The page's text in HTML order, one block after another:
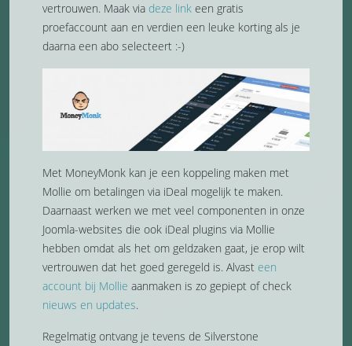
vertrouwen. Maak via deze link een gratis
proefaccount aan en verdien een leuke korting als je
daarna een abo selecteert :-)
Met MoneyMonk kan je een koppeling maken met
Mollie om betalingen via iDeal mogelijk te maken.
Daarnaast werken we met veel componenten in onze
Joomla-websites die ook iDeal plugins via Mollie
hebben omdat als het om geldzaken gaat, je erop wilt
vertrouwen dat het goed geregeld is. Alvast een
account bij Mollie aanmaken is zo gepiept of check
nieuws en updates.
Regelmatig ontvang je tevens de Silverstone